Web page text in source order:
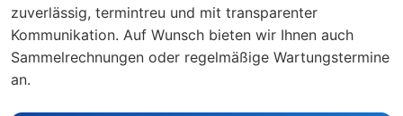
zuverlässig, termintreu und mit transparenter
Kommunikation. Auf Wunsch bieten wir Ihnen auch
Sammelrechnungen oder regelmäßige Wartungstermine
an.